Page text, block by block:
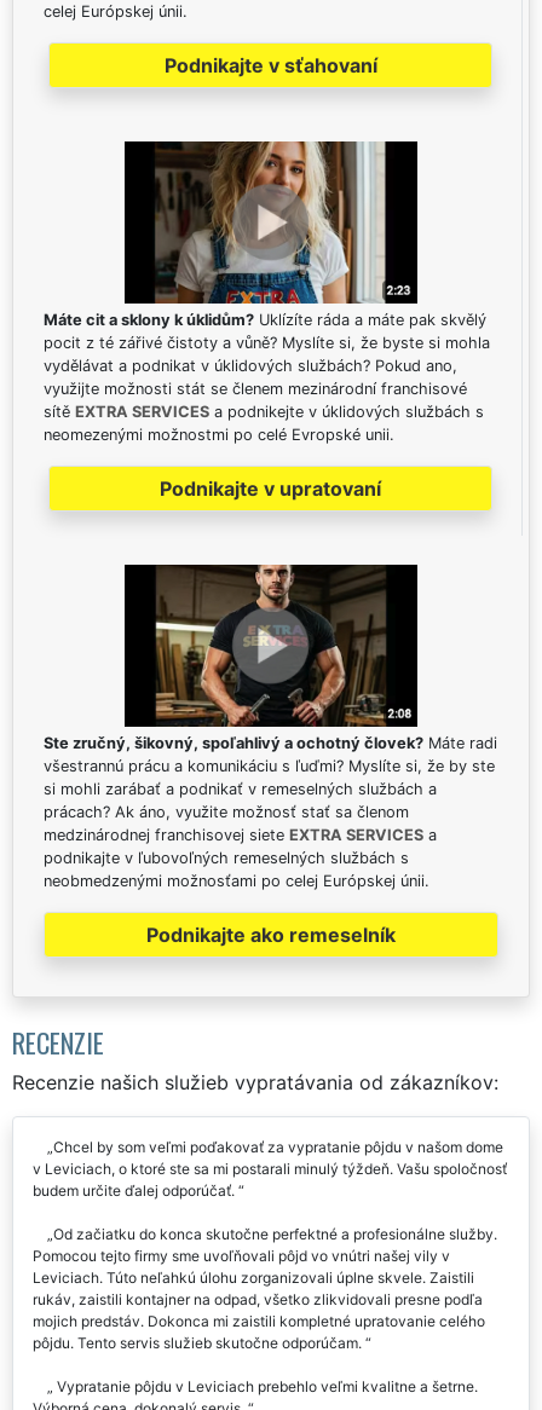
celej Európskej únii.
Podnikajte v sťahovaní
Máte cit a sklony k úklidům? Uklízíte ráda a máte pak skvělý
pocit z té zářivé čistoty a vůně? Myslíte si, že byste si mohla
vydělávat a podnikat v úklidových službách? Pokud ano,
využijte možnosti stát se členem mezinárodní franchisové
sítě EXTRA SERVICES a podnikejte v úklidových službách s
neomezenými možnostmi po celé Evropské unii.
Podnikajte v upratovaní
Ste zručný, šikovný, spoľahlivý a ochotný človek? Máte radi
všestrannú prácu a komunikáciu s ľuďmi? Myslíte si, že by ste
si mohli zarábať a podnikať v remeselných službách a
prácach? Ak áno, využite možnosť stať sa členom
medzinárodnej franchisovej siete EXTRA SERVICES a
podnikajte v ľubovoľných remeselných službách s
neobmedzenými možnosťami po celej Európskej únii.
Podnikajte ako remeselník
RECENZIE
Recenzie našich služieb vypratávania od zákazníkov:
Chcel by som veľmi poďakovať za vypratanie pôjdu v našom dome
v Leviciach, o ktoré ste sa mi postarali minulý týždeň. Vašu spoločnosť
budem určite ďalej odporúčať.
Od začiatku do konca skutočne perfektné a profesionálne služby.
Pomocou tejto firmy sme uvoľňovali pôjd vo vnútri našej vily v
Leviciach. Túto neľahkú úlohu zorganizovali úplne skvele. Zaistili
rukáv, zaistili kontajner na odpad, všetko zlikvidovali presne podľa
mojich predstáv. Dokonca mi zaistili kompletné upratovanie celého
pôjdu. Tento servis služieb skutočne odporúčam.
Vypratanie pôjdu v Leviciach prebehlo veľmi kvalitne a šetrne.